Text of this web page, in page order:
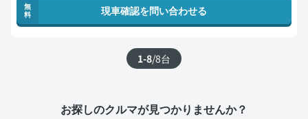
無
料
現車確認を問い合わせる
1-8/8台
お探しのクルマが見つかりませんか？